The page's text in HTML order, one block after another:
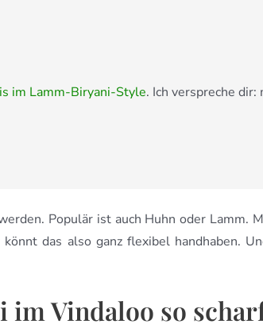
im Lamm-Biryani-Style. Ich verspreche
Populär ist auch Huhn oder Lamm.
das also ganz flexibel handhaben.
im Vindaloo so